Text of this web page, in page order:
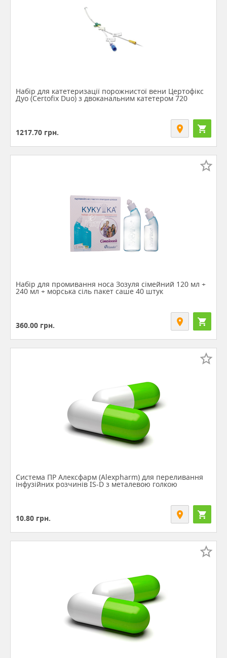
Набір для катетеризації порожнистої вени Цертофікс
Дуо (Certofix Duo) з двоканальним катетером 720
1217.70 грн.
Набір для промивання носа Зозуля сімейний 120 мл +
240 мл + морська сіль пакет саше 40 штук
360.00 грн.
Система ПР Алексфарм (Alexpharm) для переливання
інфузійних розчинів IS-D з металевою голкою
10.80 грн.